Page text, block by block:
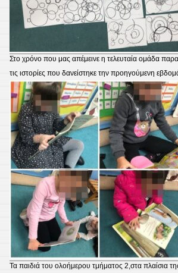
Στο χρόνο που μας απέμεινε η τελευταία ομάδα
τις ιστορίες που δανείστηκε την προηγούμενη
Τα παιδιά του ολοήμερου τμήματος 2,στα πλαίσια